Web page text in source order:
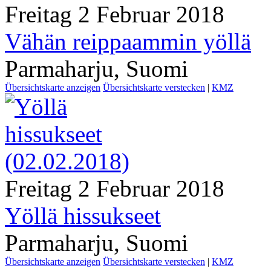
Freitag 2 Februar 2018
Vähän reippaammin yöllä
Parmaharju, Suomi
Übersichtskarte anzeigen Übersichtskarte verstecken | KMZ
Freitag 2 Februar 2018
Yöllä hissukseet
Parmaharju, Suomi
Übersichtskarte anzeigen Übersichtskarte verstecken | KMZ